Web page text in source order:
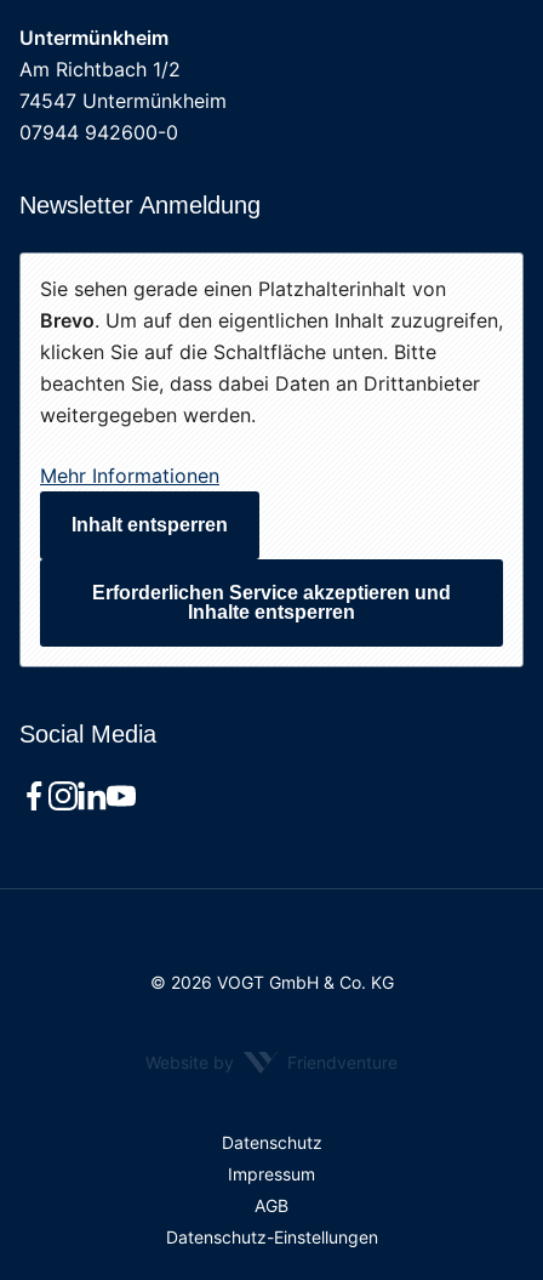
Untermünkheim
Am Richtbach 1/2
74547 Untermünkheim
07944 942600-0
Newsletter Anmeldung
Sie sehen gerade einen Platzhalterinhalt von
Brevo. Um auf den eigentlichen Inhalt zuzugreifen,
klicken Sie auf die Schaltfläche unten. Bitte
beachten Sie, dass dabei Daten an Drittanbieter
weitergegeben werden.
Mehr Informationen
Inhalt entsperren
Erforderlichen Service akzeptieren und
Inhalte entsperren
Social Media
© 2026 VOGT GmbH & Co. KG
Website by Friendventure
Datenschutz
Impressum
AGB
Datenschutz-Einstellungen